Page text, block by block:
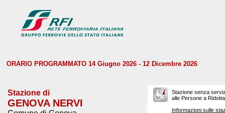
ORARIO PROGRAMMATO 14 Giugno 2026 - 12 Dicembre 2026
Stazione di
GENOVA NERVI
Stazione senza
alle Persone a
Informazioni sulle